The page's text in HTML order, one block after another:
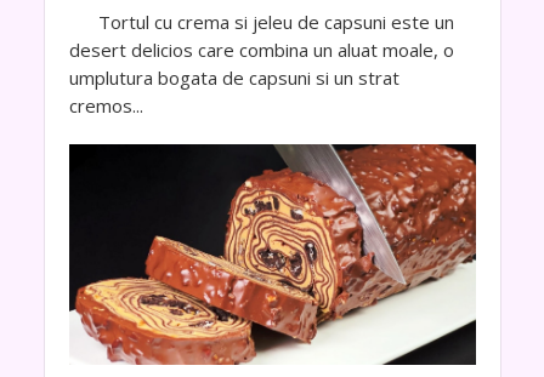
Tortul cu crema si jeleu de capsuni este un
desert delicios care combina un aluat moale, o
umplutura bogata de capsuni si un strat
cremos...